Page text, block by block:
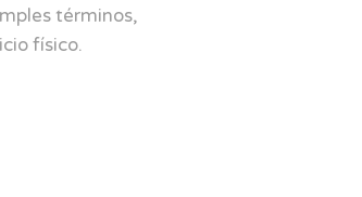
términos,
físico.